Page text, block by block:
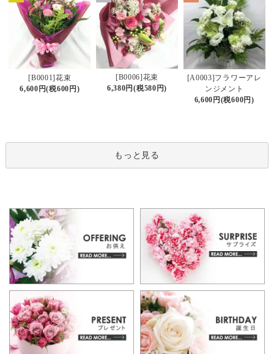
[B0001]花束
6,600円(税600円)
[B0006]花束
6,380円(税580円)
[A0003]フラワーアレ
ンジメント
6,600円(税600円)
もっと見る